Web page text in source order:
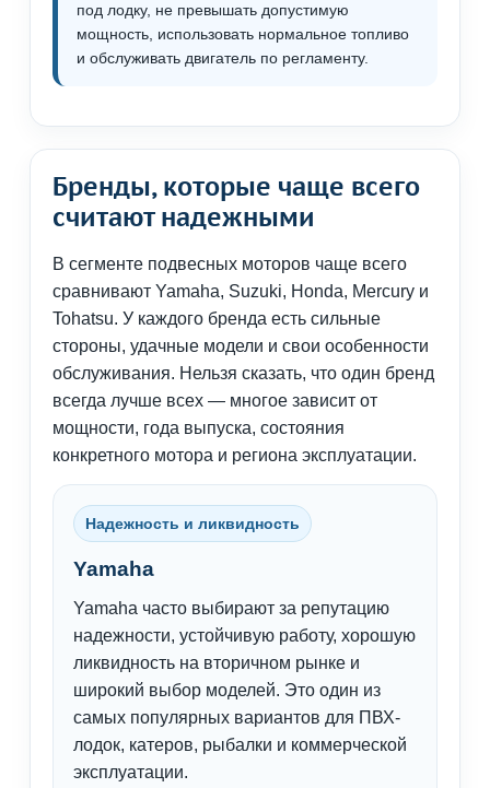
под лодку, не превышать допустимую
мощность, использовать нормальное топливо
и обслуживать двигатель по регламенту.
Бренды, которые чаще всего
считают надежными
В сегменте подвесных моторов чаще всего
сравнивают Yamaha, Suzuki, Honda, Mercury и
Tohatsu. У каждого бренда есть сильные
стороны, удачные модели и свои особенности
обслуживания. Нельзя сказать, что один бренд
всегда лучше всех — многое зависит от
мощности, года выпуска, состояния
конкретного мотора и региона эксплуатации.
Надежность и ликвидность
Yamaha
Yamaha часто выбирают за репутацию
надежности, устойчивую работу, хорошую
ликвидность на вторичном рынке и
широкий выбор моделей. Это один из
самых популярных вариантов для ПВХ-
лодок, катеров, рыбалки и коммерческой
эксплуатации.